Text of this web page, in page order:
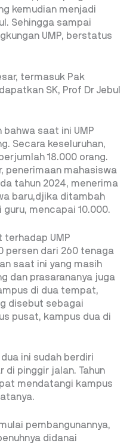
kemudian menjadi
Sehingga sampai
UMP, berstatus
termasuk Pak
SK, Prof Dr Jebul
bahwa saat ini UMP
Secara keseluruhan,
18.000 orang.
penerimaan mahasiswa
tahun 2024, menerima
baru,djika ditambah
mencapai 10.000.
terhadap UMP
persen dari 260 tenaga
saat ini yang masih
dan prasarananya juga
di dua tempat,
disebut sebagai
pusat, kampus dua di
ini sudah berdiri
di pinggir jalan. Tahun
mendatangi kampus
pembangunannya,
didanai